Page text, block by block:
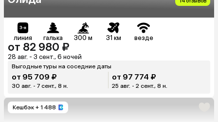
линия галька 300 м 31 км везде
от 82 980 ₽
28 авг. - 3 сент., 6 ночей
Выгодные туры на соседние даты
от 95 709 ₽
30 авг. - 7 сент., 8 н.
от 97 774 ₽
25 авг. - 2 сент., 8 н.
Кешбэк + 1 488